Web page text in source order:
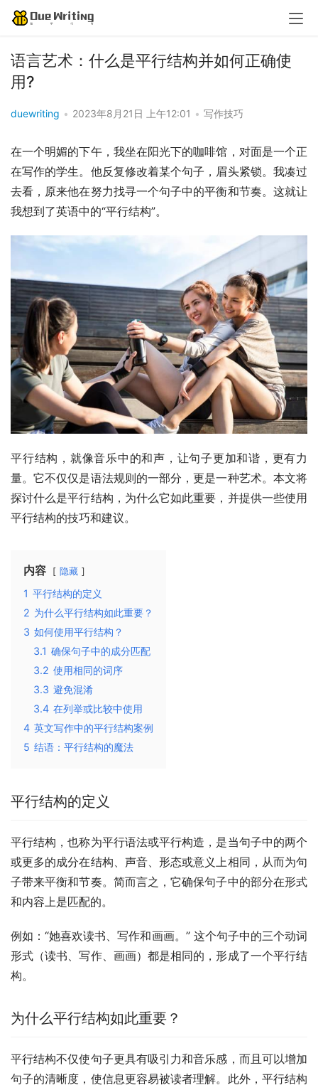
语言艺术：什么是平行结构并如何正确使
用?
duewriting • 2023年8月21日 上午12:01 • 写作技巧
在一个明媚的下午，我坐在阳光下的咖啡馆，对面是一个正
在写作的学生。他反复修改着某个句子，眉头紧锁。我凑过
去看，原来他在努力找寻一个句子中的平衡和节奏。这就让
我想到了英语中的“平行结构”。
平行结构，就像音乐中的和声，让句子更加和谐，更有力
量。它不仅仅是语法规则的一部分，更是一种艺术。本文将
探讨什么是平行结构，为什么它如此重要，并提供一些使用
平行结构的技巧和建议。
内容 隐藏
1 平行结构的定义
2 为什么平行结构如此重要？
3 如何使用平行结构？
3.1 确保句子中的成分匹配
3.2 使用相同的词序
3.3 避免混淆
3.4 在列举或比较中使用
4 英文写作中的平行结构案例
5 结语：平行结构的魔法
平行结构的定义
平行结构，也称为平行语法或平行构造，是当句子中的两个
或更多的成分在结构、声音、形态或意义上相同，从而为句
子带来平衡和节奏。简而言之，它确保句子中的部分在形式
和内容上是匹配的。
例如：“她喜欢读书、写作和画画。” 这个句子中的三个动词
形式（读书、写作、画画）都是相同的，形成了一个平行结
构。
为什么平行结构如此重要？
平行结构不仅使句子更具有吸引力和音乐感，而且可以增加
句子的清晰度，使信息更容易被读者理解。此外，平行结构